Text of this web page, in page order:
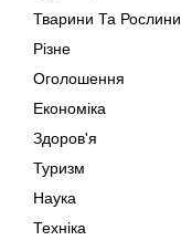
Тварини Та Рослини
Різне
Оголошення
Економіка
Здоров'я
Туризм
Наука
Техніка